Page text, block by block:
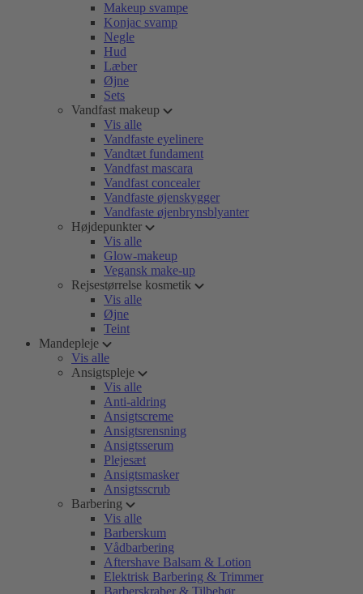
Makeup svampe
Konjac svamp
Negle
Hud
Læber
Øjne
Sets
Vandfast makeup
Vis alle
Vandfaste eyelinere
Vandtæt fundament
Vandfast mascara
Vandfast concealer
Vandfaste øjenskygger
Vandfaste øjenbrynsblyanter
Højdepunkter
Vis alle
Glow-makeup
Vegansk make-up
Rejsestørrelse kosmetik
Vis alle
Øjne
Teint
Mandepleje
Vis alle
Ansigtspleje
Vis alle
Anti-aldring
Ansigtscreme
Ansigtsrensning
Ansigtsserum
Plejesæt
Ansigtsmasker
Ansigtsscrub
Barbering
Vis alle
Barberskum
Vådbarbering
Aftershave Balsam & Lotion
Elektrisk Barbering & Trimmer
Barberskraber & Tilbehør